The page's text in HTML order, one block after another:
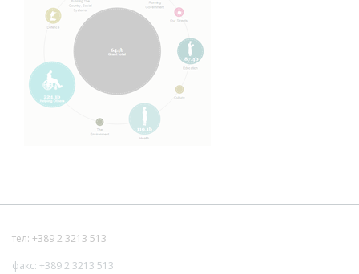
тел: +389 2 3213 513
факс: +389 2 3213 513